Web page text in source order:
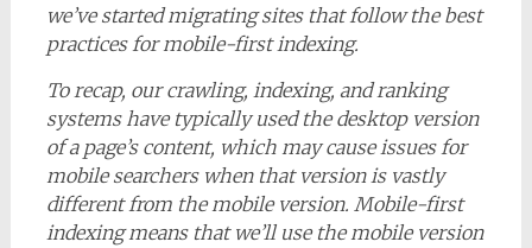
we’ve started migrating sites that follow the best
practices for mobile-first indexing.
To recap, our crawling, indexing, and ranking
systems have typically used the desktop version
of a page’s content, which may cause issues for
mobile searchers when that version is vastly
different from the mobile version. Mobile-first
indexing means that we’ll use the mobile version